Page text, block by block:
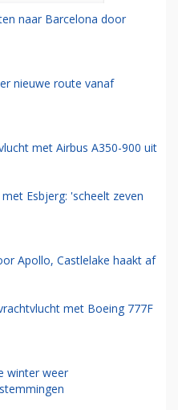
naar Barcelona door
nieuwe route vanaf
met Airbus A350-900 uit
Esbjerg: 'scheelt zeven
Apollo, Castlelake haakt af
met Boeing 777F
winter weer